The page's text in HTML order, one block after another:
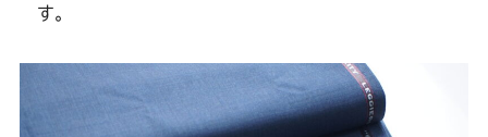
す。